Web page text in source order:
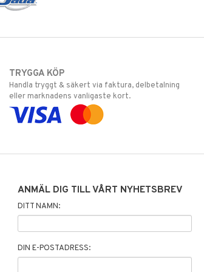
TRYGGA KÖP
Handla tryggt & säkert via faktura, delbetalning
eller marknadens vanligaste kort.
ANMÄL DIG TILL VÅRT NYHETSBREV
DITT NAMN:
DIN E-POSTADRESS: